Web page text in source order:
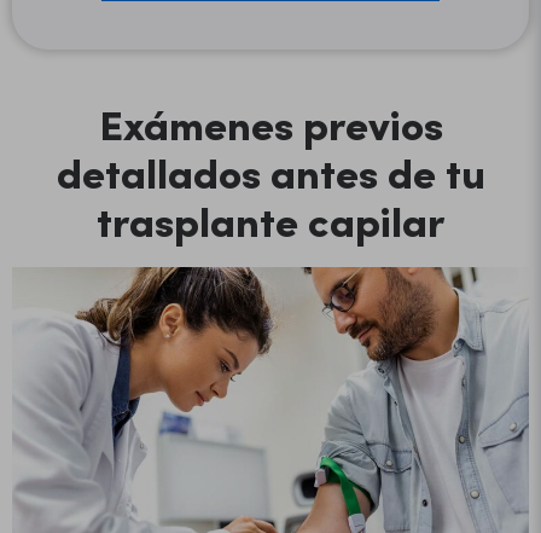
Exámenes previos
detallados antes de tu
trasplante capilar